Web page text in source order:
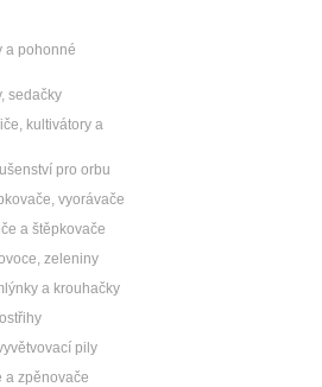
a pohonné
sedačky
kultivátory a
pro orbu
vyorávače
a štěpkovače
zeleniny
a krouhačky
pily
a zpěnovače